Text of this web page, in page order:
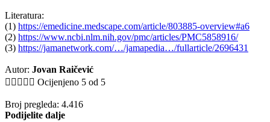
Literatura:
(1) https://emedicine.medscape.com/article/803885-overview#a6
(2) https://www.ncbi.nlm.nih.gov/pmc/articles/PMC5858916/
(3) https://jamanetwork.com/…/jamapedia…/fullarticle/2696431
Autor: Jovan Raičević
     Ocijenjeno 5 od 5
Broj pregleda: 4.416
Podijelite dalje